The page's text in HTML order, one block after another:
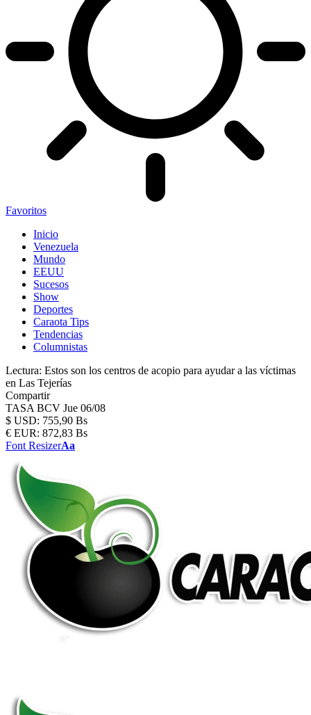
Favoritos
Inicio
Venezuela
Mundo
EEUU
Sucesos
Show
Deportes
Caraota Tips
Tendencias
Columnistas
Lectura: Estos son los centros de acopio para ayudar a las víctimas
en Las Tejerías
Compartir
TASA BCV Jue 06/08
$ USD: 755,90 Bs
€ EUR: 872,83 Bs
Font ResizerAa